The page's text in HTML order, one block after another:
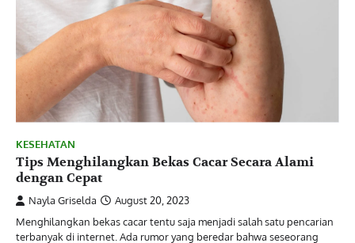
KESEHATAN
Tips Menghilangkan Bekas Cacar Secara Alami
dengan Cepat
Nayla Griselda
August 20, 2023
Menghilangkan bekas cacar tentu saja menjadi salah satu pencarian
terbanyak di internet. Ada rumor yang beredar bahwa seseorang